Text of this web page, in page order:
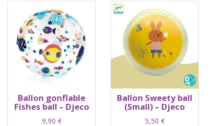
Ballon gonflable
Fishes ball – Djeco
9,90 €
Ballon Sweety ball
(Small) – Djeco
5,50 €